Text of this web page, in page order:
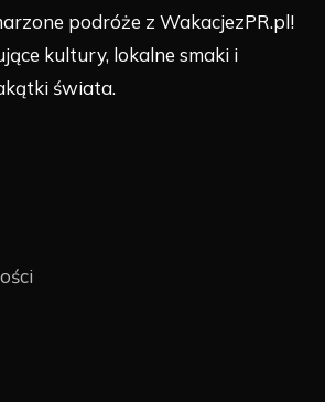
podróże z WakacjezPR.pl!
kultury, lokalne smaki i
świata.